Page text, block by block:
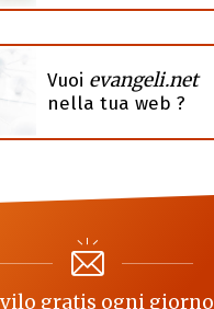
Vuoi evangeli.net
nella tua web ?
gratis ogni giorno